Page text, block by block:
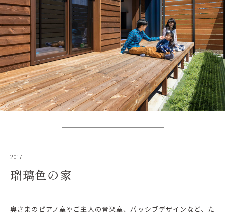
2017
瑠璃色の家
奥さまのピアノ室やご主人の音楽室、パッシブデザインなど、た